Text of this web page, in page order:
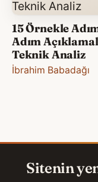
15 Örnekle
Adım
Teknik Analiz
İbrahim Babadağı
Sitenin